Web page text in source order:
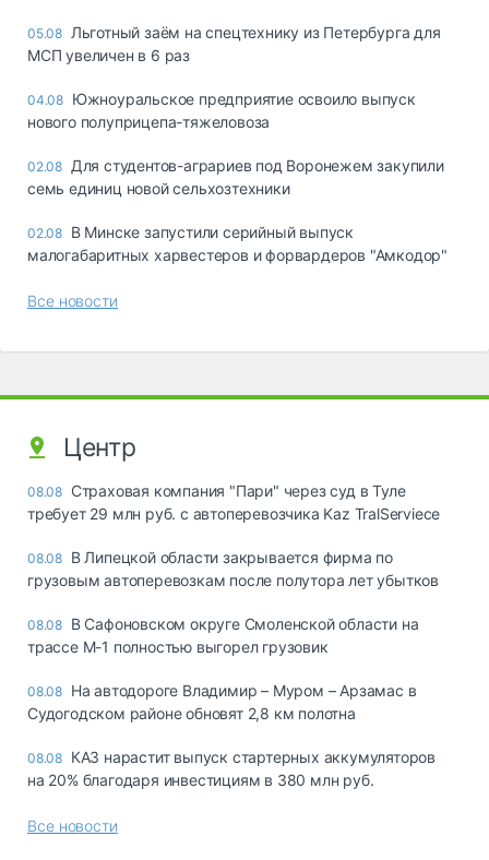
05.08 Льготный заём на спецтехнику из Петербурга для
МСП увеличен в 6 раз
04.08 Южноуральское предприятие освоило выпуск
нового полуприцепа-тяжеловоза
02.08 Для студентов-аграриев под Воронежем закупили
семь единиц новой сельхозтехники
02.08 В Минске запустили серийный выпуск
малогабаритных харвестеров и форвардеров "Амкодор"
Все новости
Центр
08.08 Страховая компания "Пари" через суд в Туле
требует 29 млн руб. с автоперевозчика Kaz TralServiece
08.08 В Липецкой области закрывается фирма по
грузовым автоперевозкам после полутора лет убытков
08.08 В Сафоновском округе Смоленской области на
трассе М-1 полностью выгорел грузовик
08.08 На автодороге Владимир – Муром – Арзамас в
Судогодском районе обновят 2,8 км полотна
08.08 КАЗ нарастит выпуск стартерных аккумуляторов
на 20% благодаря инвестициям в 380 млн руб.
Все новости